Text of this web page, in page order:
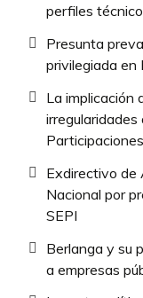
perfiles
Presunta
privilegiada en
La implicación
Exdirectivo de
Nacional por
SEPI
Berlanga y su
a empresas